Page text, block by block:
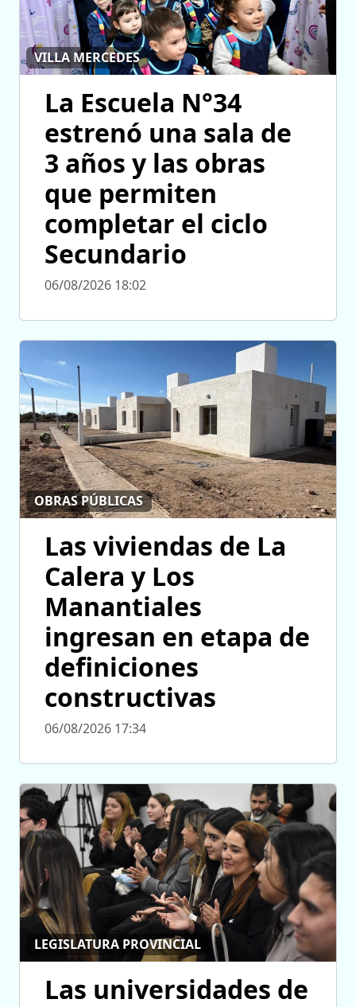
VILLA MERCEDES
La Escuela N°34
estrenó una sala de
3 años y las obras
que permiten
completar el ciclo
Secundario
06/08/2026 18:02
OBRAS PÚBLICAS
Las viviendas de La
Calera y Los
Manantiales
ingresan en etapa de
definiciones
constructivas
06/08/2026 17:34
LEGISLATURA PROVINCIAL
Las universidades de